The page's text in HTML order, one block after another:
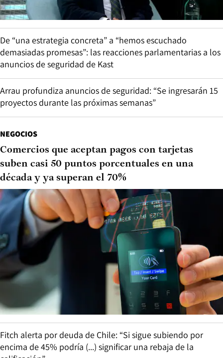
De “una estrategia concreta” a “hemos escuchado
demasiadas promesas”: las reacciones parlamentarias a los
anuncios de seguridad de Kast
Arrau profundiza anuncios de seguridad: “Se ingresarán 15
proyectos durante las próximas semanas”
NEGOCIOS
Comercios que aceptan pagos con tarjetas
suben casi 50 puntos porcentuales en una
década y ya superan el 70%
Fitch alerta por deuda de Chile: “Si sigue subiendo por
encima de 45% podría (...) significar una rebaja de la